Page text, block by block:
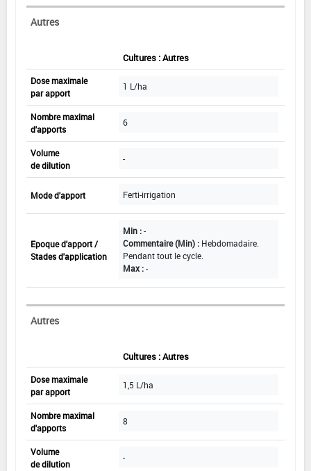
Autres
Cultures : Autres
Dose maximale
par apport
1 L/ha
Nombre maximal
d'apports
6
Volume
de dilution
-
Mode d'apport Ferti-irrigation
Epoque d'apport /
Stades d'application
Min :-
Commentaire (Min) : Hebdomadaire.
Pendant tout le cycle.
Max :-
Autres
Cultures : Autres
Dose maximale
par apport
1,5 L/ha
Nombre maximal
d'apports
8
Volume
de dilution
-